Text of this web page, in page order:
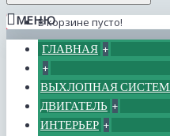
В корзине пусто!
МЕНЮ
ГЛАВНАЯ +
+
ВЫХЛОПНАЯ
ДВИГАТЕЛЬ +
ИНТЕРЬЕР +